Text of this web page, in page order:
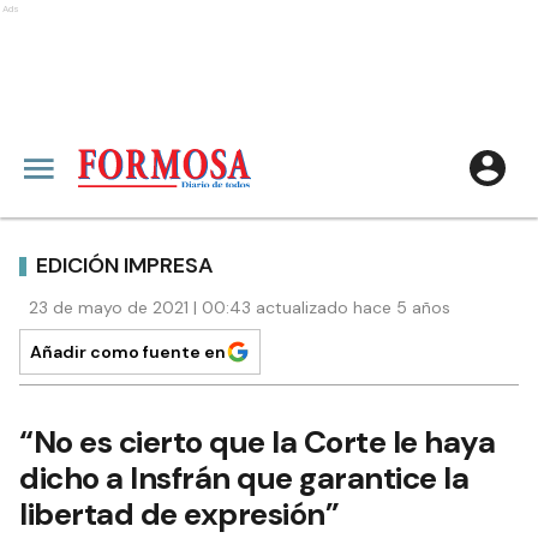
Ads
EDICIÓN IMPRESA
23 de mayo de 2021 | 00:43 actualizado hace 5 años
Añadir como fuente en
“No es cierto que la Corte le haya
dicho a Insfrán que garantice la
libertad de expresión”